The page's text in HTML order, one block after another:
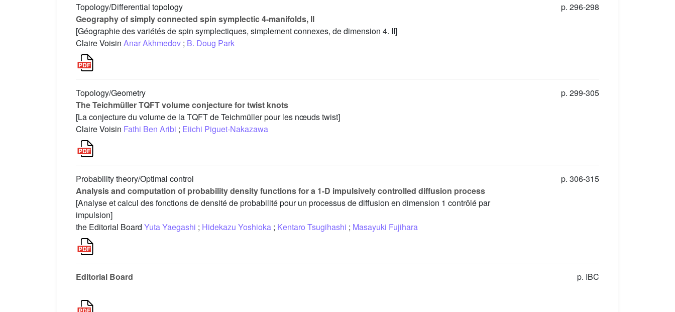
Topology/Differential topology
Geography of simply connected spin symplectic 4-manifolds, II
[Géographie des variétés de spin symplectiques, simplement connexes, de dimension 4. II]
Claire Voisin Anar Akhmedov ; B. Doug Park
p. 296-298
Topology/Geometry
The Teichmüller TQFT volume conjecture for twist knots
[La conjecture du volume de la TQFT de Teichmüller pour les nœuds twist]
Claire Voisin Fathi Ben Aribi ; Eiichi Piguet-Nakazawa
p. 299-305
Probability theory/Optimal control
Analysis and computation of probability density functions for a 1-D impulsively controlled diffusion process
[Analyse et calcul des fonctions de densité de probabilité pour un processus de diffusion en dimension 1 contrôlé par
impulsion]
the Editorial Board Yuta Yaegashi ; Hidekazu Yoshioka ; Kentaro Tsugihashi ; Masayuki Fujihara
p. 306-315
Editorial Board p. IBC